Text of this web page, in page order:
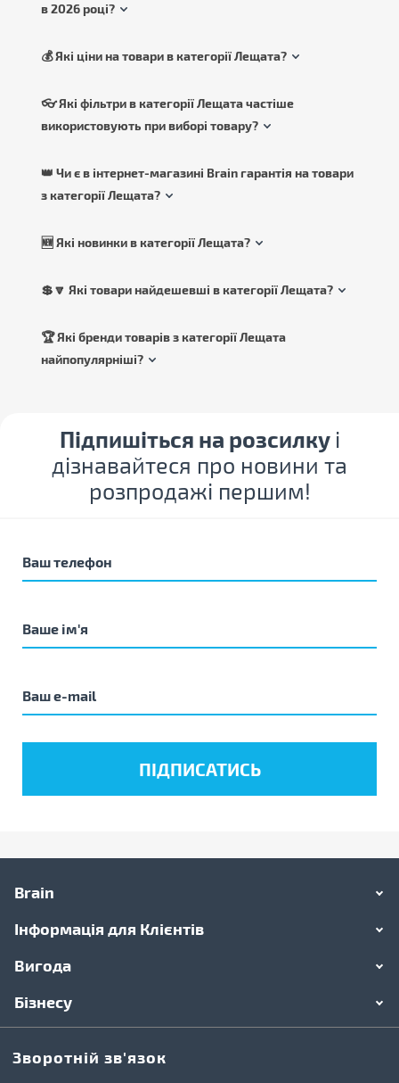
в 2026 році?
💰 Які ціни на товари в категорії Лещата?
👓 Які фільтри в категорії Лещата частіше
використовують при виборі товару?
👑 Чи є в інтернет-магазині Brain гарантія на товари
з категорії Лещата?
🆕 Які новинки в категорії Лещата?
💲🔽 Які товари найдешевші в категорії Лещата?
🏆 Які бренди товарів з категорії Лещата
найпопулярніші?
Підпишіться на розсилку і
дізнавайтеся про новини та
розпродажі першим!
Brain
Інформація для Клієнтів
Вигода
Бізнесу
Зворотній зв'язок